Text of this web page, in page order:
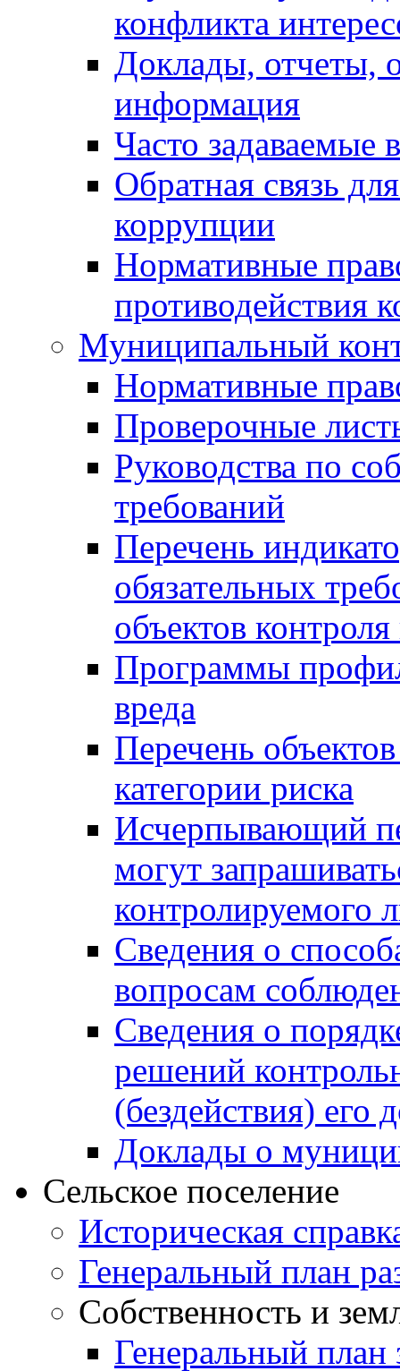
конфликта
Доклады, отчеты,
информация
Часто задаваемые
Обратная связь
коррупции
Нормативные
противодействия
Муниципальный
Нормативные
Проверочные
Руководства по
требований
Перечень
обязательных
объектов
Программы
вреда
Перечень
категории риска
Исчерпывающий
могут
контролируемого
Сведения о
вопросам
Сведения о
решений
(бездействия)
Доклады о
Сельское поселение
Историческая
Генеральный план
Собственность и
Генеральный план